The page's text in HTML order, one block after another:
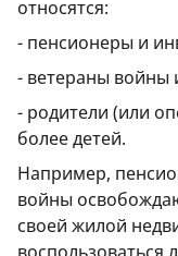
относятся:
- пенсионеры и
- ветераны войны
- родители (или
более детей.
Например,
войны
своей жилой